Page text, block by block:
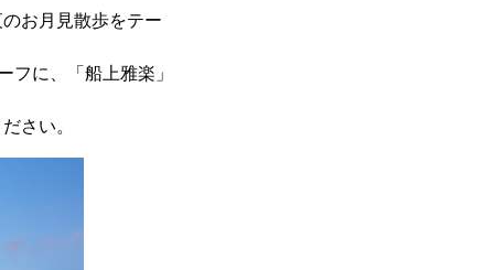
お月見散歩をテー
フに、「船上雅楽」
さい。